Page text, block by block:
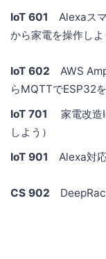
IoT 601
Alexaス
から家電を操作しよ
IoT 602 AWS
らMQTTでESP32を
IoT 701
家電改造
しよう）
IoT 901
Alexa対応
CS 902